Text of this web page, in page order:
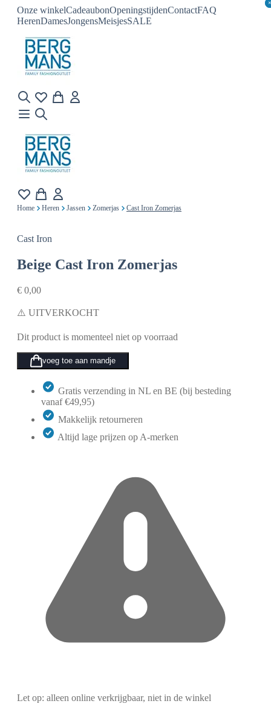
Onze winkelCadeaubonOpeningstijdenContactFAQ
HerenDamesJongensMeisjesSALE
×
×
Home Heren Jassen Zomerjas Cast Iron Zomerjas
Cast Iron
Beige Cast Iron Zomerjas
€ 0,00
⚠️ UITVERKOCHT
Dit product is momenteel niet op voorraad
voeg toe aan mandje
Gratis verzending in NL en BE (bij besteding
vanaf €49,95)
Makkelijk retourneren
Altijd lage prijzen op A-merken
Let op: alleen online verkrijgbaar, niet in de winkel